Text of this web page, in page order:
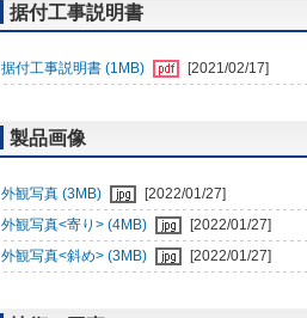
据付工事説明書
据付工事説明書 (1MB) [2021/02/17]
製品画像
外観写真 (3MB)
[2022/01/27]
外観写真<寄り> (4MB)
[2022/01/27]
外観写真<斜め> (3MB)
[2022/01/27]